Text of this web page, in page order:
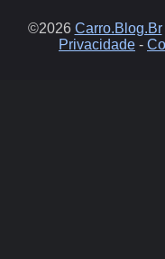
©2026 Carro.Blog.Br
Privacidade -